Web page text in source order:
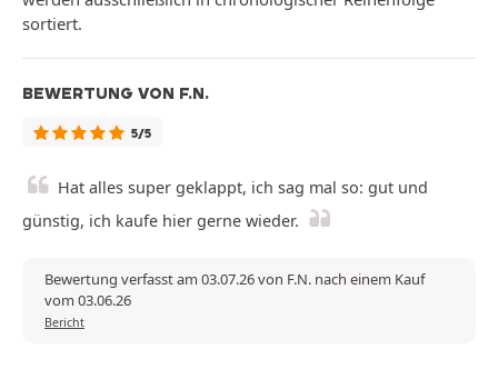
sortiert.
BEWERTUNG VON F.N.
5/5
Hat alles super geklappt, ich sag mal so: gut und
günstig, ich kaufe hier gerne wieder.
Bewertung verfasst am 03.07.26 von F.N. nach einem Kauf
vom 03.06.26
Bericht